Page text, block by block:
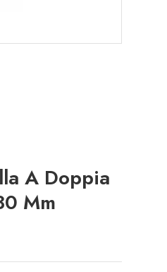
A Doppia
Mm